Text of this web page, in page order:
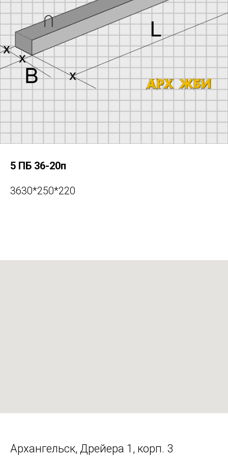
для физических лиц +7 965 734 7653
для юридических лиц +7 965 734 7652
Архангельск, Дрейера 1, корп 3
oooks-sf@yandex.ru
5 ПБ 36-20п
3630*250*220
Архангельск, Дрейера 1, корп. 3